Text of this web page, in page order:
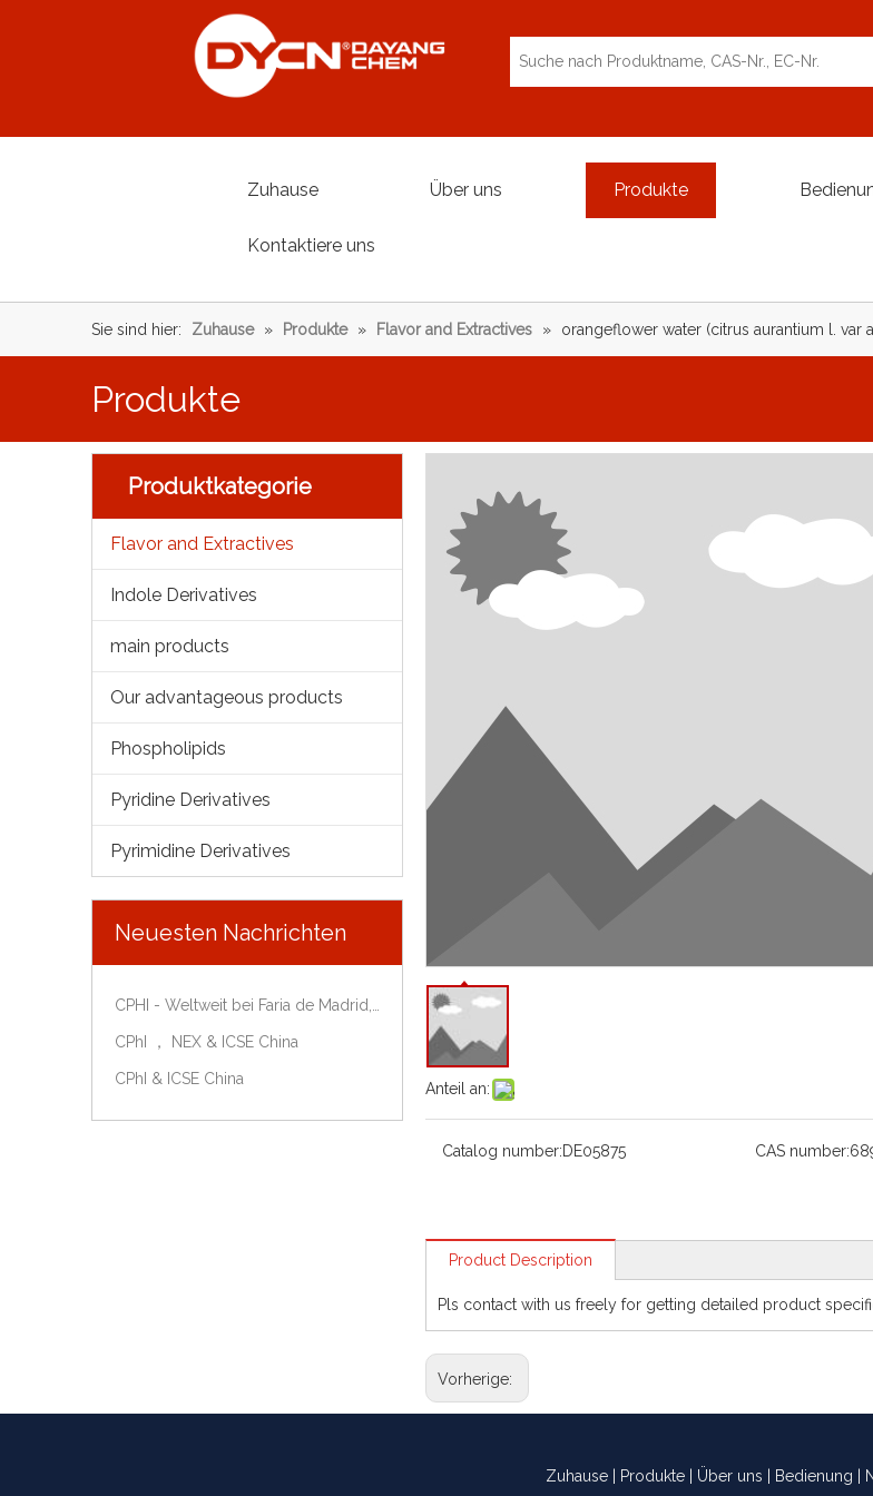
Zuhause Über uns Produkte
Kontaktiere uns
Sie sind hier: Zuhause » Produkte » Flavor and Extractives » orangeflower water (citrus aurantium l. var
Produkte
Produktkategorie
Flavor and Extractives
Indole Derivatives
main products
Our advantageous products
Phospholipids
Pyridine Derivatives
Pyrimidine Derivatives
Neuesten Nachrichten
CPhI ， NEX & ICSE China
CPhI & ICSE China
Anteil an:
Catalog number:DE05875 CAS number:
Product Description
Pls contact with us freely for getting detailed product
Vorherige:
Zuhause Produkte Über uns Bedienung